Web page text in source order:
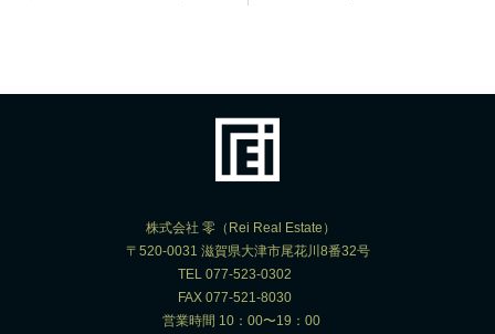
株式会社 零（Rei Real Estate）
〒520-0031 滋賀県大津市尾花川8番32号
TEL 077-523-0302
FAX 077-521-8030
営業時間 10：00〜19：00